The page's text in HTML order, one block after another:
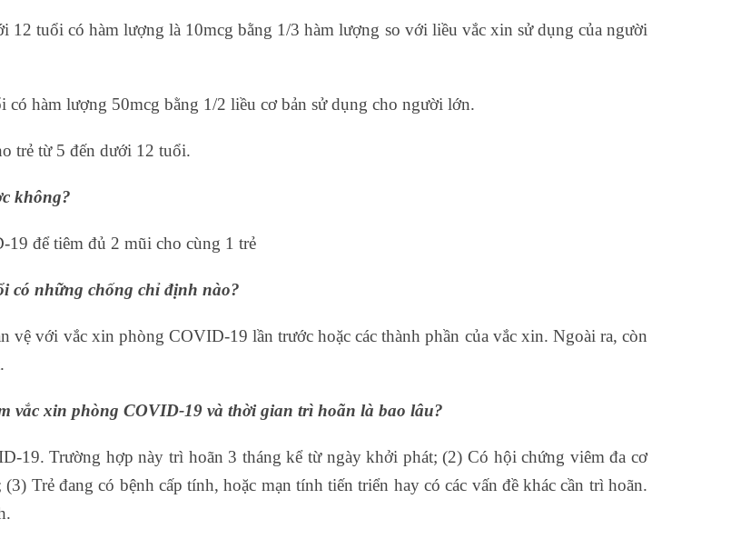
12 tuổi có hàm lượng là 10mcg bằng 1/3 hàm lượng so với liều vắc xin sử dụng của người
hàm lượng 50mcg bằng 1/2 liều cơ bản sử dụng cho người lớn.
trẻ từ 5 đến dưới 12 tuổi.
không?
để tiêm đủ 2 mũi cho cùng 1 trẻ
có những chống chỉ định nào?
vệ với vắc xin phòng COVID-19 lần trước hoặc các thành phần của vắc xin. Ngoài ra, còn
vắc xin phòng COVID-19 và thời gian trì hoãn là bao lâu?
19. Trường hợp này trì hoãn 3 tháng kể từ ngày khởi phát; (2) Có hội chứng viêm đa cơ
Trẻ đang có bệnh cấp tính, hoặc mạn tính tiến triển hay có các vấn đề khác cần trì hoãn.